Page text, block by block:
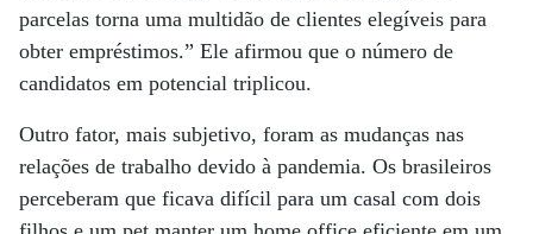
parcelas torna uma multidão de clientes elegíveis para
obter empréstimos.” Ele afirmou que o número de
candidatos em potencial triplicou.
Outro fator, mais subjetivo, foram as mudanças nas
relações de trabalho devido à pandemia. Os brasileiros
perceberam que ficava difícil para um casal com dois